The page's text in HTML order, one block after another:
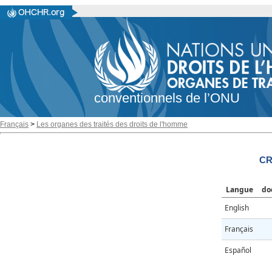
conventionnels de l’ONU
Français > Les organes des traités des droits de l'homme
Langue
English
Français
Español